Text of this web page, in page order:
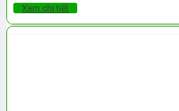
Xem chi tiết